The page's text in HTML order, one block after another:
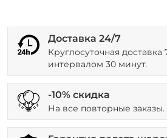
Доставка 24/7
Круглосуточная
интервалом 30 минут.
-10% скидка
На все повторные заказы.